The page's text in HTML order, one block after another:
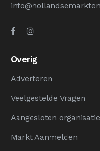
Overig
Adverteren
Veelgestelde Vragen
Aangesloten
Markt Aanmelden